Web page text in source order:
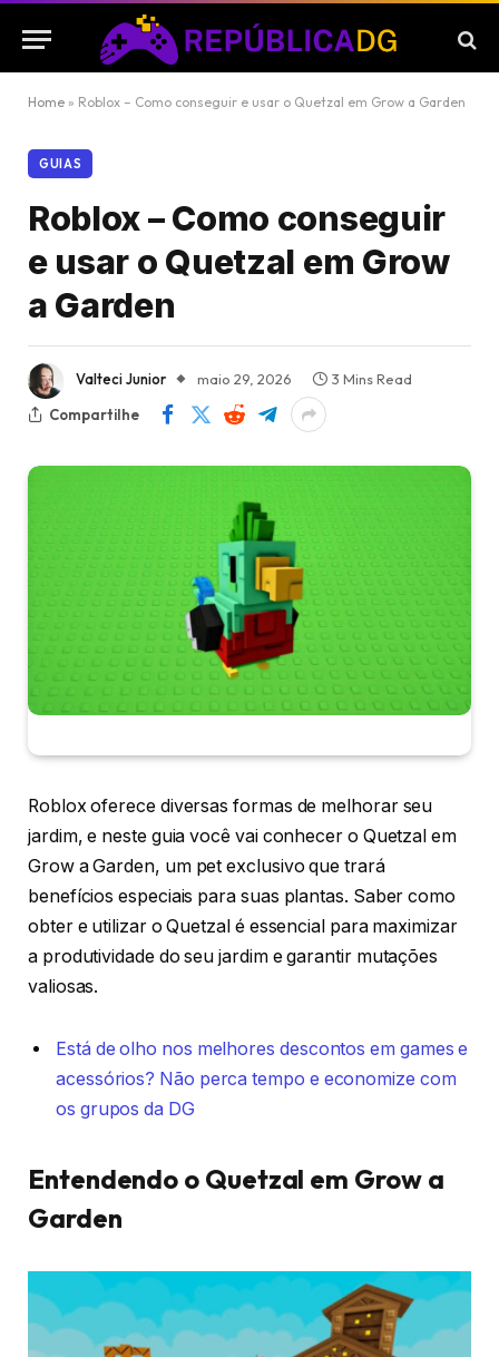
Home » Roblox – Como conseguir e usar o Quetzal em Grow a Garden
GUIAS
Roblox – Como conseguir
e usar o Quetzal em Grow
a Garden
Valteci Junior maio 29, 2026
3 Mins Read
Compartilhe
Roblox oferece diversas formas de melhorar seu
jardim, e neste guia você vai conhecer o Quetzal em
Grow a Garden, um pet exclusivo que trará
benefícios especiais para suas plantas. Saber como
obter e utilizar o Quetzal é essencial para maximizar
a produtividade do seu jardim e garantir mutações
valiosas.
Está de olho nos melhores descontos em games e
acessórios? Não perca tempo e economize com
os grupos da DG
Entendendo o Quetzal em Grow a
Garden